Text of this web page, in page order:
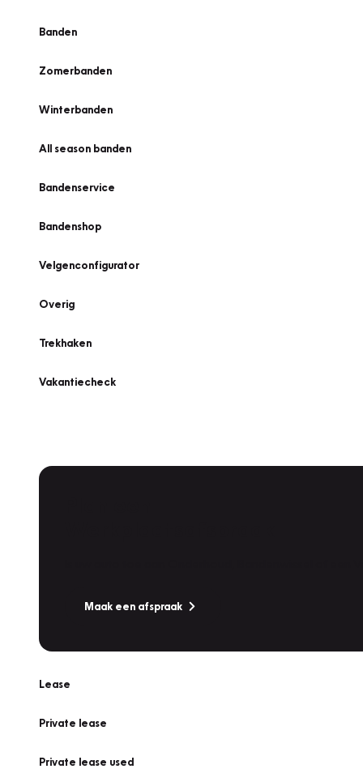
Banden
Zomerbanden
Winterbanden
All season banden
Bandenservice
Bandenshop
Velgenconfigurator
Overig
Trekhaken
Vakantiecheck
Maak een afspraak
Lease
Private lease
Private lease used